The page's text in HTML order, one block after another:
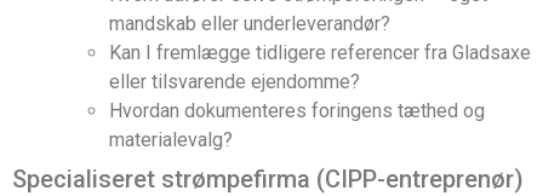
mandskab eller underleverandør?
Kan I fremlægge tidligere referencer fra Gladsaxe
eller tilsvarende ejendomme?
Hvordan dokumenteres foringens tæthed og
materialevalg?
Specialiseret strømpefirma (CIPP-entreprenør)